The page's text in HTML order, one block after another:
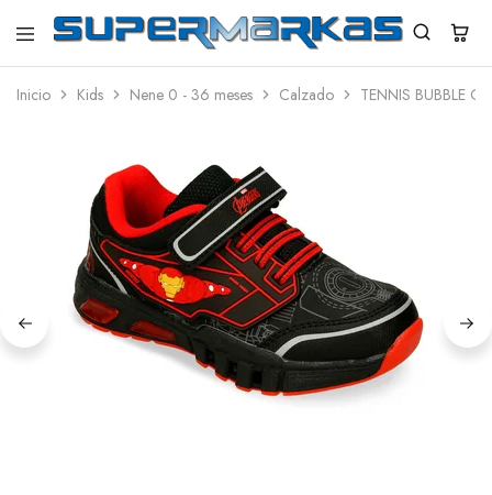
SuperMarkas
Ropa
con
Inicio Kids Nene 0 - 36 meses Calzado TENNIS BUBBLE